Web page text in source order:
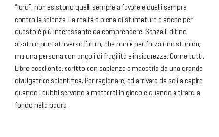
“loro”, non esistono quelli sempre a favore e quelli sempre
contro la scienza. La realtà è piena di sfumature e anche per
questo è più interessante da comprendere. Senza il ditino
alzato o puntato verso l’altro, che non è per forza uno stupido,
ma una persona con angoli di fragilità e insicurezze. Come tutti.
Libro eccellente, scritto con sapienza e maestria da una grande
divulgatrice scientifica. Per ragionare, ed arrivare da soli a capire
quando i dubbi servono a metterci in gioco e quando a tirarci a
fondo nella paura.